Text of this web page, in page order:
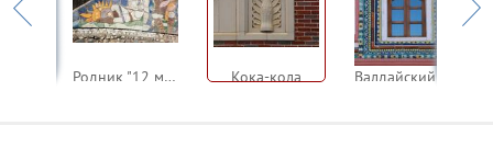
Родник "12 месяцев" Кока-кола